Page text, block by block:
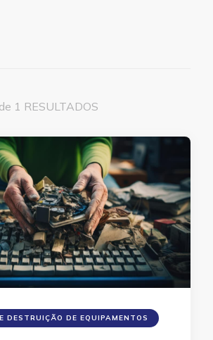
1 RESULTADOS
DESTRUIÇÃO DE EQUIPAMENTOS